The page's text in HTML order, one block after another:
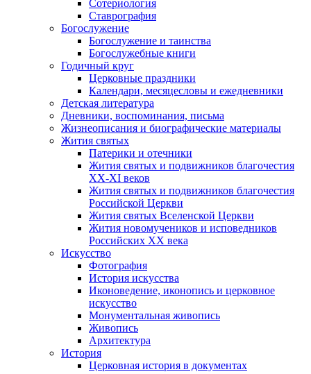
Сотериология
Ставрография
Богослужение
Богослужение и таинства
Богослужебные книги
Годичный круг
Церковные праздники
Календари, месяцесловы и ежедневники
Детская литература
Дневники, воспоминания, письма
Жизнеописания и биографические материалы
Жития святых
Патерики и отечники
Жития святых и подвижников благочестия
ХХ-XI веков
Жития святых и подвижников благочестия
Российской Церкви
Жития святых Вселенской Церкви
Жития новомучеников и исповедников
Российских ХХ века
Искусство
Фотография
История искусства
Иконоведение, иконопись и церковное
искусство
Монументальная живопись
Живопись
Архитектура
История
Церковная история в документах